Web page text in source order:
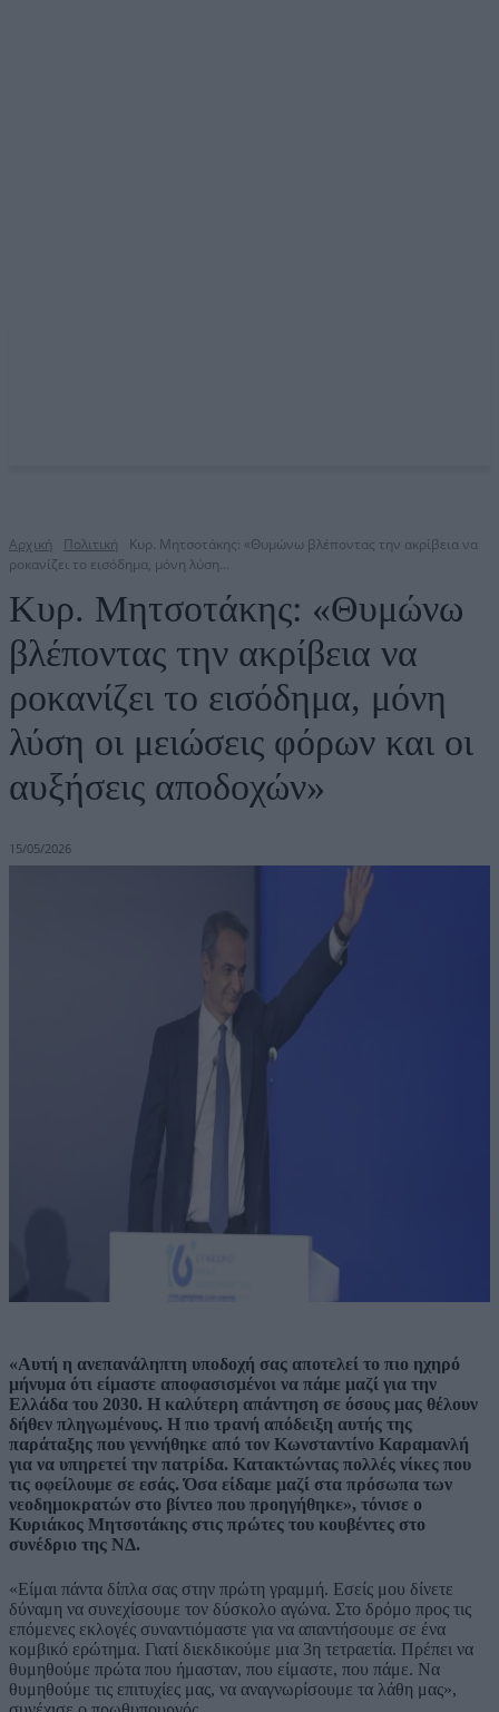
Αρχική Πολιτική
Κυρ. Μητσοτάκης: «Θυμώνω βλέποντας την ακρίβεια να
ροκανίζει το εισόδημα, μόνη λύση...
Κυρ. Μητσοτάκης: «Θυμώνω
βλέποντας την ακρίβεια να
ροκανίζει το εισόδημα, μόνη
λύση οι μειώσεις φόρων και οι
αυξήσεις αποδοχών»
15/05/2026
«Αυτή η ανεπανάληπτη υποδοχή σας αποτελεί το πιο ηχηρό
μήνυμα ότι είμαστε αποφασισμένοι να πάμε μαζί για την
Ελλάδα του 2030. Η καλύτερη απάντηση σε όσους μας θέλουν
δήθεν πληγωμένους. Η πιο τρανή απόδειξη αυτής της
παράταξης που γεννήθηκε από τον Κωνσταντίνο Καραμανλή
για να υπηρετεί την πατρίδα. Κατακτώντας πολλές νίκες που
τις οφείλουμε σε εσάς. Όσα είδαμε μαζί στα πρόσωπα των
νεοδημοκρατών στο βίντεο που προηγήθηκε», τόνισε ο
Κυριάκος Μητσοτάκης στις πρώτες του κουβέντες στο
συνέδριο της ΝΔ.
«Είμαι πάντα δίπλα σας στην πρώτη γραμμή. Εσείς μου δίνετε
δύναμη να συνεχίσουμε τον δύσκολο αγώνα. Στο δρόμο προς τις
επόμενες εκλογές συναντιόμαστε για να απαντήσουμε σε ένα
κομβικό ερώτημα. Γιατί διεκδικούμε μια 3η τετραετία. Πρέπει να
θυμηθούμε πρώτα που ήμασταν, που είμαστε, που πάμε. Να
θυμηθούμε τις επιτυχίες μας, να αναγνωρίσουμε τα λάθη μας»,